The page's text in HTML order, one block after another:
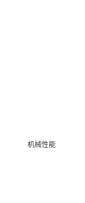
机械性能